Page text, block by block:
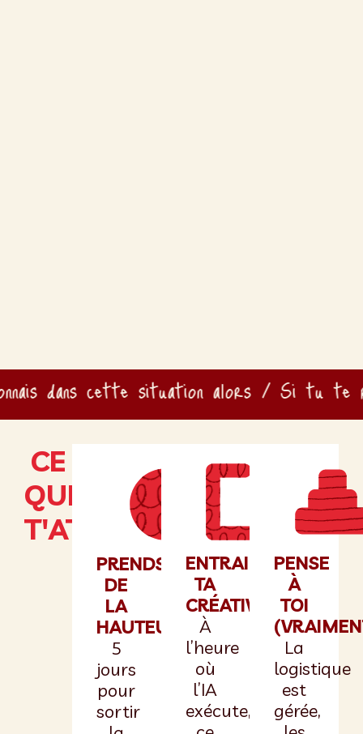
dans cette situation alors / Si tu te
CE
QUI
T'ATTEND
PRENDS
DE
LA
HAUTEUR​
5
jours
pour
sortir
ENTRAINE
TA
CRÉATIVITÉ
À
l’heure
où
l’IA
exécute,
PENSE
À
TOI
La
logistique
est
gérée,